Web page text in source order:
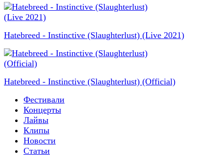
Hatebreed - Instinctive (Slaughterlust) (Live 2021)
Hatebreed - Instinctive (Slaughterlust) (Official)
Фестивали
Концерты
Лайвы
Клипы
Новости
Статьи